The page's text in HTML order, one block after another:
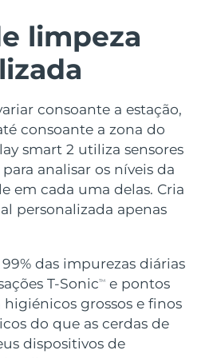
limpeza
consoante a estação,
consoante a zona do
smart 2 utiliza sensores
analisar os níveis da
em cada uma delas. Cria
personalizada apenas
das impurezas diárias
T-SonicTM
e pontos
grossos e finos
do que as cerdas de
dispositivos de
4 kit
massage
4 Plus
4 Men
anti-aging massage
2 kit
toning
2 go
2 eyes & lips
line smoothing device
kit
LED
and red light therapy
Cuidado oral
plus
silicone sonic toothbrush
Tratamentos LED
NEW
Entrega prevista
Entrega prevista 14.08.26
Entrega prevista11.08.26
Entrega prevista08.08.26
Entrega prevista 12.08.26
Entrega prevista